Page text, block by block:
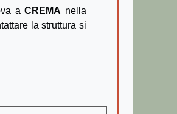
aCREMA nella
la struttura si